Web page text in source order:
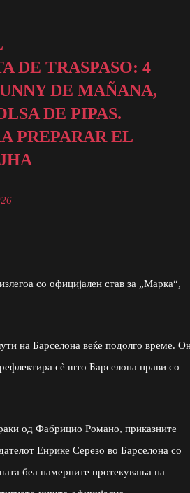
DE TRASPASO: 4
DE MAÑANA,
DE PIPAS.
PREPARAR EL
со официјален став за „Марка“,
на Барселона веќе подолго време.
сè што Барселона прави со
од Фабрицио Романо, приказните
Енрике Серезо во Барселона со
беа намерните протекувања на